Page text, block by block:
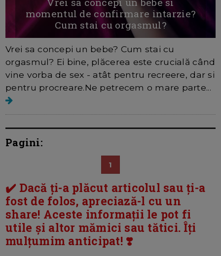
momentul de confirmare intarzie?
Cum stai cu orgasmul?
Vrei sa concepi un bebe? Cum stai cu
orgasmul? Ei bine, plăcerea este crucială când
vine vorba de sex - atât pentru recreere, dar si
pentru procreare.Ne petrecem o mare parte...
Pagini:
1
✔️ Dacă ți-a plăcut articolul sau ți-a
fost de folos, apreciază-l cu un
share! Aceste informații le pot fi
utile și altor mămici sau tătici. Îți
mulțumim anticipat! ❣️